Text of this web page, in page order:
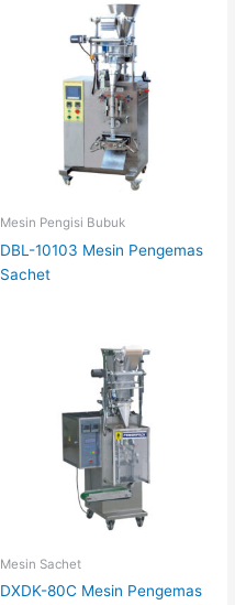
Mesin Pengisi Bubuk
DBL-10103 Mesin Pengemas
Sachet
Mesin Sachet
DXDK-80C Mesin Pengemas